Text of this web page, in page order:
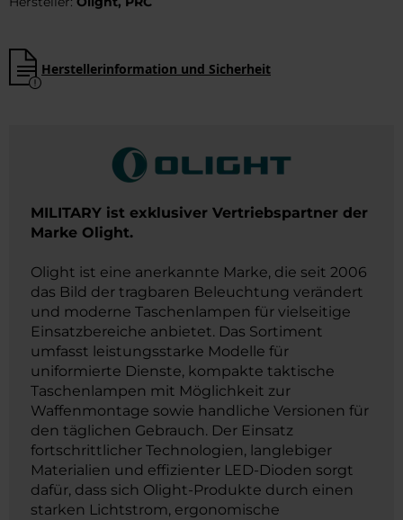
Herstellerinformation und Sicherheit
MILITARY ist exklusiver Vertriebspartner der
Marke Olight.
Olight ist eine anerkannte Marke, die seit 2006
das Bild der tragbaren Beleuchtung verändert
und moderne Taschenlampen für vielseitige
Einsatzbereiche anbietet. Das Sortiment
umfasst leistungsstarke Modelle für
uniformierte Dienste, kompakte taktische
Taschenlampen mit Möglichkeit zur
Waffenmontage sowie handliche Versionen für
den täglichen Gebrauch. Der Einsatz
fortschrittlicher Technologien, langlebiger
Materialien und effizienter LED-Dioden sorgt
dafür, dass sich Olight-Produkte durch einen
starken Lichtstrom, ergonomische